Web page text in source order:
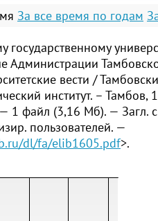
За все время по годам
Администрации
вести /
институт. –
1 файл (3,16 Мб). — Загл. с
пользователей. —
dl/fa/elib1605.pdf>.